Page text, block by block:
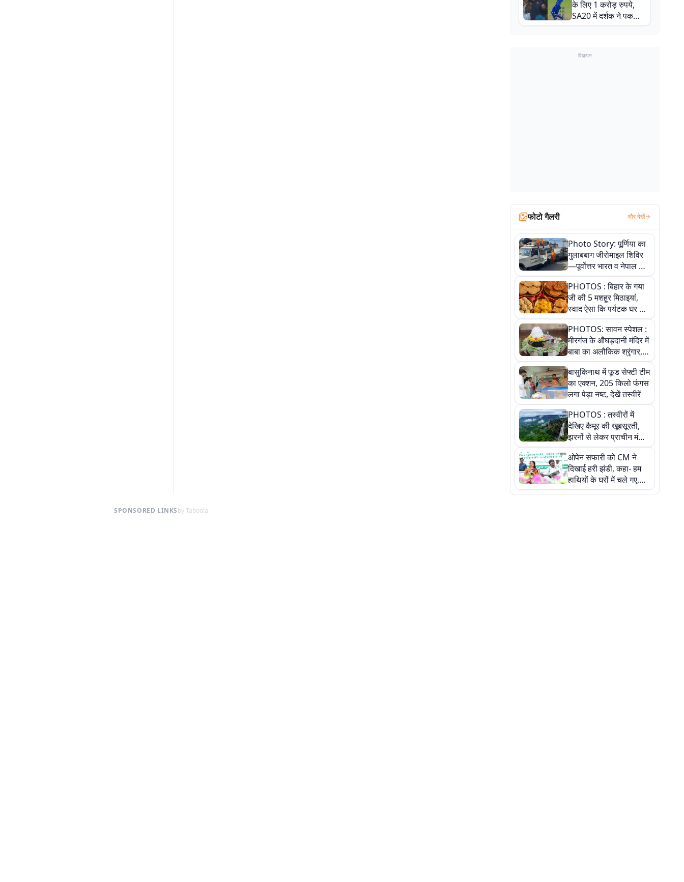
के लिए 1 करोड़ रुपये,
SA20 में दर्शक ने पकड़ा
एक हाथ से गजब का कैच
विज्ञापन
फोटो गैलरी और देखें
Photo Story: पूर्णिया का
गुलाबबाग जीरोमाइल शिविर
—पूर्वोत्तर भारत व नेपाल के
कांवरियों का प्रमुख सेवा धाम
PHOTOS : बिहार के गया
जी की 5 मशहूर मिठाइयां,
स्वाद ऐसा कि पर्यटक घर ले
जाना नहीं भूलते, तस्वीरों में
देखें
PHOTOS: सावन स्पेशल :
मीरगंज के औघड़दानी मंदिर में
बाबा का अलौकिक श्रृंगार,
तस्वीरों में देखें महादेव के कई
मनमोहक स्वरूप
बासुकिनाथ में फूड सेफ्टी टीम
का एक्शन, 205 किलो फंगस
लगा पेड़ा नष्ट, देखें तस्वीरें
PHOTOS : तस्वीरों में
देखिए कैमूर की खूबसूरती,
झरनों से लेकर प्राचीन मंदिरों
तक प्रकृति और आस्था का
अद्भुत संगम
ओपेन सफारी को CM ने
दिखाई हरी झंडी, कहा- हम
हाथियों के घरों में चले गए,
देखें तस्वीरें
SPONSORED LINKSby Taboola